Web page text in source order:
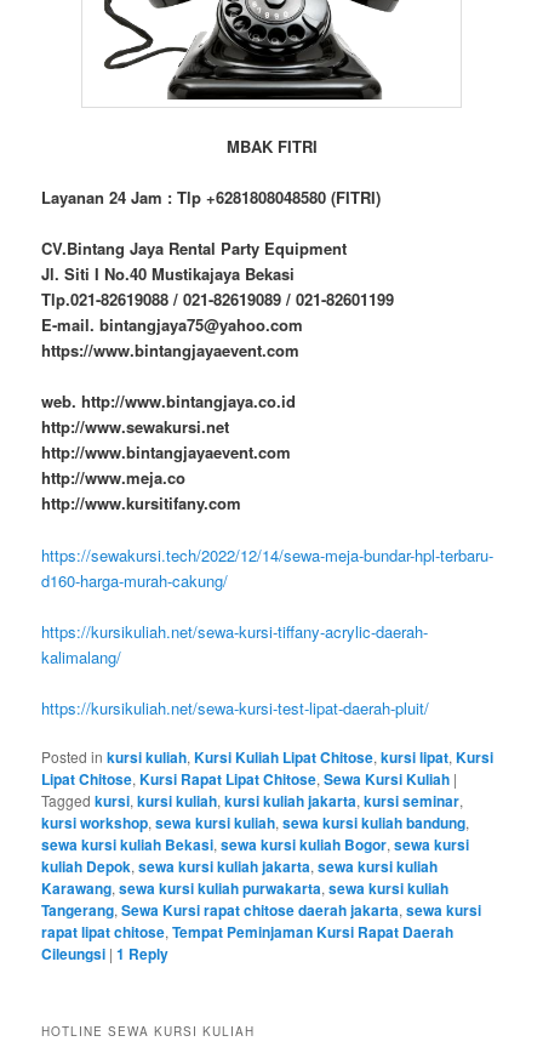
MBAK FITRI
Layanan 24 Jam : Tlp +6281808048580 (FITRI)
CV.Bintang Jaya Rental Party Equipment
Jl. Siti I No.40 Mustikajaya Bekasi
Tlp.021-82619088 / 021-82619089 / 021-82601199
E-mail. bintangjaya75@yahoo.com
https://www.bintangjayaevent.com
web. http://www.bintangjaya.co.id
http://www.sewakursi.net
http://www.bintangjayaevent.com
http://www.meja.co
http://www.kursitifany.com
https://sewakursi.tech/2022/12/14/sewa-meja-bundar-hpl-terbaru-
d160-harga-murah-cakung/
https://kursikuliah.net/sewa-kursi-tiffany-acrylic-daerah-
kalimalang/
https://kursikuliah.net/sewa-kursi-test-lipat-daerah-pluit/
Posted in kursi kuliah,Kursi Kuliah Lipat Chitose,kursi lipat,Kursi
Lipat Chitose,Kursi Rapat Lipat Chitose,Sewa Kursi Kuliah |
Tagged kursi,kursi kuliah,kursi kuliah jakarta,kursi seminar,
kursi workshop,sewa kursi kuliah,sewa kursi kuliah bandung,
sewa kursi kuliah Bekasi,sewa kursi kuliah Bogor,sewa kursi
kuliah Depok,sewa kursi kuliah jakarta,sewa kursi kuliah
Karawang,sewa kursi kuliah purwakarta,sewa kursi kuliah
Tangerang,Sewa Kursi rapat chitose daerah jakarta,sewa kursi
rapat lipat chitose,Tempat Peminjaman Kursi Rapat Daerah
Cileungsi |1 Reply
HOTLINE SEWA KURSI KULIAH